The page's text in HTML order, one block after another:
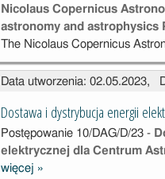
Nicolaus Copernicus
astronomy and astrophysics
The Nicolaus Copernicus
Data utworzenia: 02.05.2023,
Dostawa i dystrybucja energii
Postępowanie 10/DAG/D/23 -
elektrycznej dla Centrum
więcej Dostawa i
»